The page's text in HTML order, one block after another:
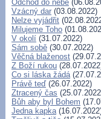
Odchod do nebe
Vzácný dar (03.08.2022)
Nelze vyjádřit
Milujeme Toho
V okolí (31.07.2022)
Sám sobě (30.07.2022)
Věčná blaženost
Z Boží rukou
Co si láska žádá
Právě teď (26.07.2022)
Ztracený čas
Bůh aby byl Bohem
Jedna kapka